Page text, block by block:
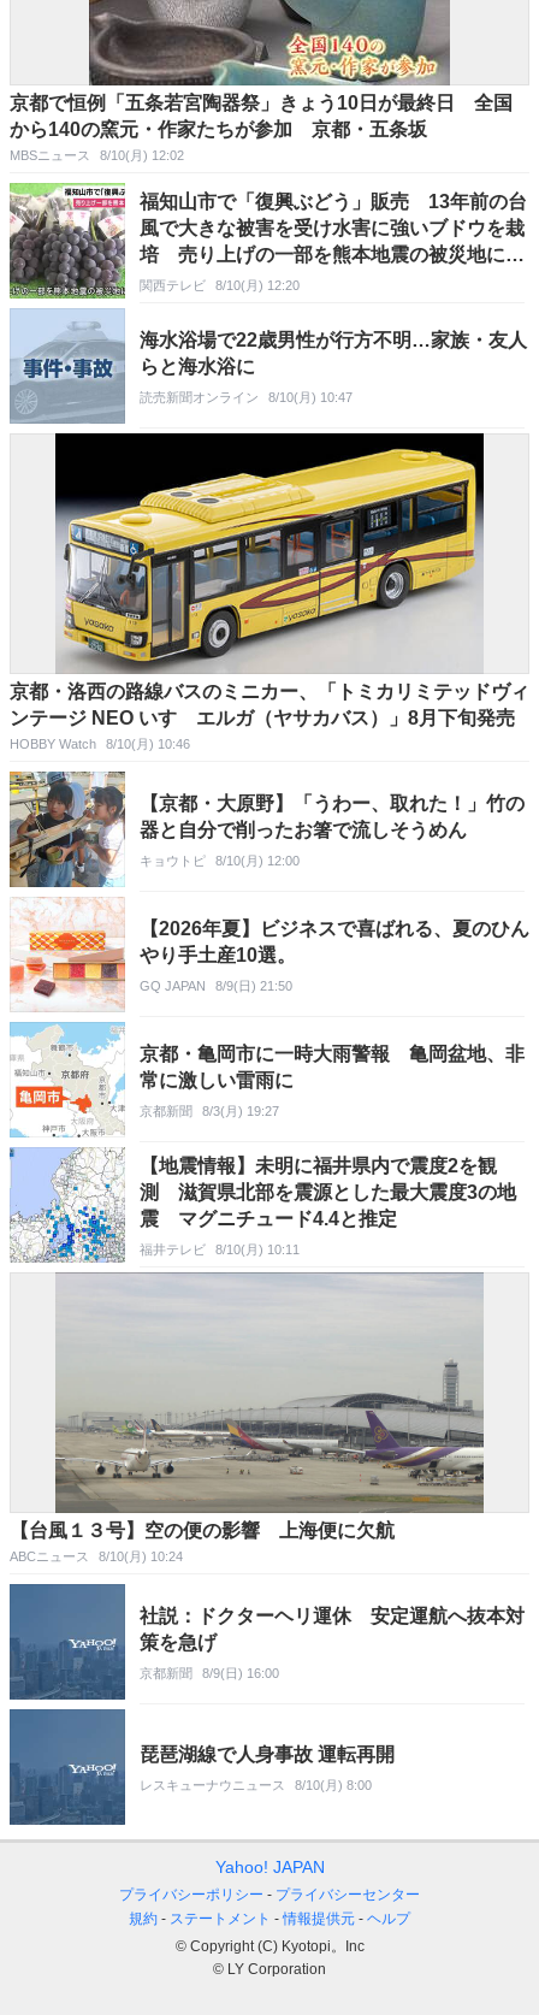
京都で恒例「五条若宮陶器祭」きょう10日が最終日 全国
から140の窯元・作家たちが参加 京都・五条坂
MBSニュース 8/10(月) 12:02
福知山市で「復興ぶどう」販売 13年前の台
風で大きな被害を受け水害に強いブドウを栽
培 売り上げの一部を熊本地震の被災地に寄
付
関西テレビ 8/10(月) 12:20
海水浴場で22歳男性が行方不明…家族・友人
らと海水浴に
読売新聞オンライン 8/10(月) 10:47
京都・洛西の路線バスのミニカー、「トミカリミテッドヴィ
ンテージ NEO いすゞエルガ（ヤサカバス）」8月下旬発売
HOBBY Watch 8/10(月) 10:46
【京都・大原野】「うわー、取れた！」竹の
器と自分で削ったお箸で流しそうめん
キョウトピ 8/10(月) 12:00
【2026年夏】ビジネスで喜ばれる、夏のひん
やり手土産10選。
GQ JAPAN 8/9(日) 21:50
京都・亀岡市に一時大雨警報 亀岡盆地、非
常に激しい雷雨に
京都新聞 8/3(月) 19:27
【地震情報】未明に福井県内で震度2を観
測 滋賀県北部を震源とした最大震度3の地
震 マグニチュード4.4と推定
福井テレビ 8/10(月) 10:11
【台風１３号】空の便の影響 上海便に欠航
ABCニュース 8/10(月) 10:24
社説：ドクターヘリ運休 安定運航へ抜本対
策を急げ
京都新聞 8/9(日) 16:00
琵琶湖線で人身事故 運転再開
レスキューナウニュース 8/10(月) 8:00
Yahoo! JAPAN
プライバシーポリシー
プライバシーセンター
規約
ステートメント 情報提供元
ヘルプ
© Copyright (C) Kyotopi。Inc
© LY Corporation